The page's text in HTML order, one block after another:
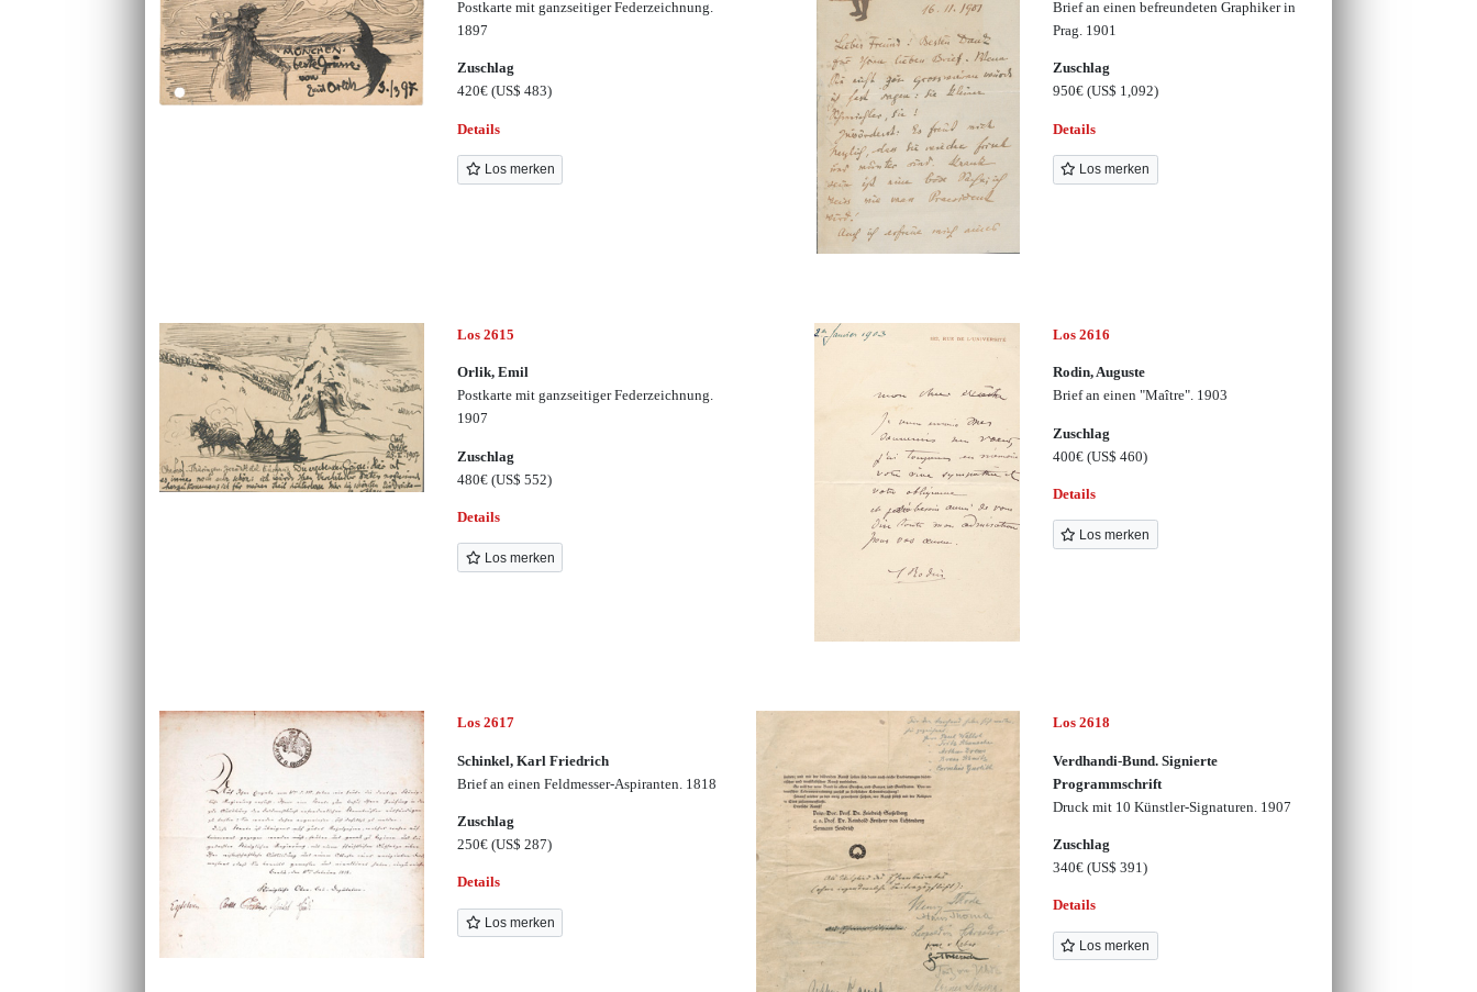
Postkarte mit ganzseitiger Federzeichnung.
1897
Zuschlag
420€(US$ 483)
Details
Los merken
Brief an einen befreundeten Graphiker in
Prag. 1901
Zuschlag
950€ (US$ 1,092)
Details
Los merken
Los 2615
Orlik, Emil
Postkarte mit ganzseitiger Federzeichnung.
1907
Zuschlag
480€(US$ 552)
Details
Los merken
Los 2616
Rodin, Auguste
Brief an einen "Maître". 1903
Zuschlag
400€ (US$ 460)
Details
Los merken
Los 2617
Schinkel, Karl Friedrich
Brief an einen Feldmesser-Aspiranten. 1818
Zuschlag
250€(US$ 287)
Details
Los merken
Los 2618
Verdhandi-Bund. Signierte
Programmschrift
Druck mit 10 Künstler-Signaturen. 1907
Zuschlag
340€ (US$ 391)
Details
Los merken